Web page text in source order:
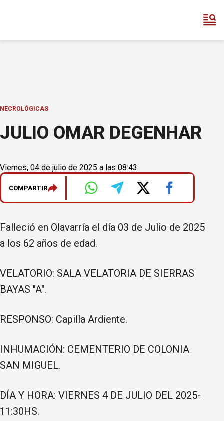
NECROLÓGICAS
JULIO OMAR DEGENHAR
Viernes, 04 de julio de 2025 a las 08:43
COMPARTIR
Falleció en Olavarría el día 03 de Julio de 2025
a los 62 años de edad.
VELATORIO: SALA VELATORIA DE SIERRAS
BAYAS "A".
RESPONSO: Capilla Ardiente.
INHUMACIÓN: CEMENTERIO DE COLONIA
SAN MIGUEL.
DÍA Y HORA: VIERNES 4 DE JULIO DEL 2025-
11:30HS.